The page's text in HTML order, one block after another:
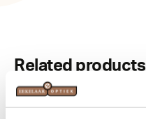
Related products